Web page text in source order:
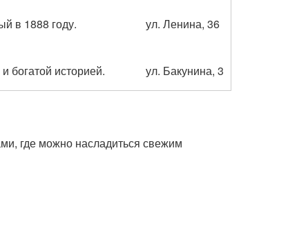
в 1888 году. ул. Ленина, 36
богатой историей. ул. Бакунина, 3
где можно насладиться свежим